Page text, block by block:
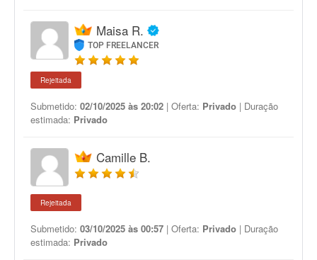
Maisa R.
TOP FREELANCER
Rejeitada
Submetido: 02/10/2025 às 20:02 | Oferta: Privado | Duração
estimada: Privado
Camille B.
Rejeitada
Submetido: 03/10/2025 às 00:57 | Oferta: Privado | Duração
estimada: Privado